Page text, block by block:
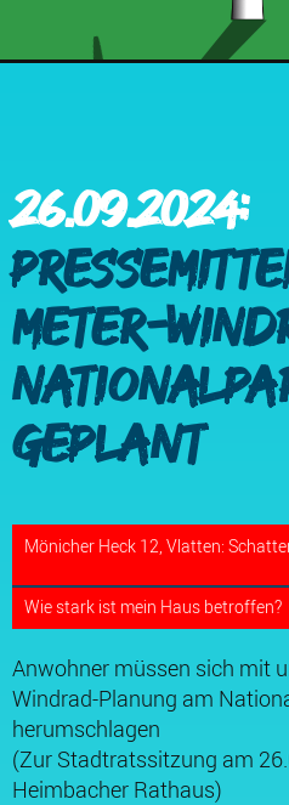
26.09.2024:
Meter-
geplant
Mönicher Heck 12, Vlatten:
Wie stark ist mein Haus betroffen?
Anwohner müssen sich mit
Windrad-Planung am
herumschlagen
(Zur Stadtratssitzung am
Heimbacher Rathaus)